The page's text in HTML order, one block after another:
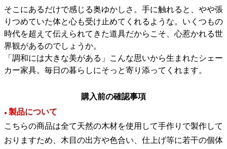
そこにあるだけで感じる奥ゆかしさ。手に触れると、やや張
りつめていた体と心も受け止めてくれるような。いくつもの
時代を超えて伝えられてきた道具だからこそ、心惹かれる世
界観があるのでしょうか。
「調和には大きな美がある」こんな思いから生まれたシェー
カー家具。毎日の暮らしにそっと寄り添ってくれます。
購入前の確認事項
● 製品について
こちらの商品は全て天然の木材を使用して手作りで製作して
おりますため、木目の出方や色合い、仕上げ等に若干の個体